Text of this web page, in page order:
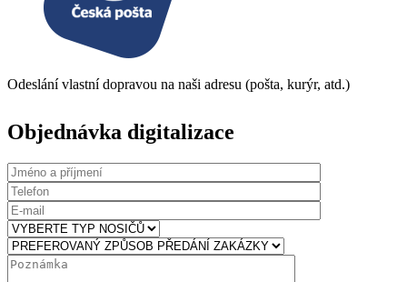
Odeslání vlastní dopravou na naši adresu (pošta, kurýr, atd.)
Objednávka digitalizace